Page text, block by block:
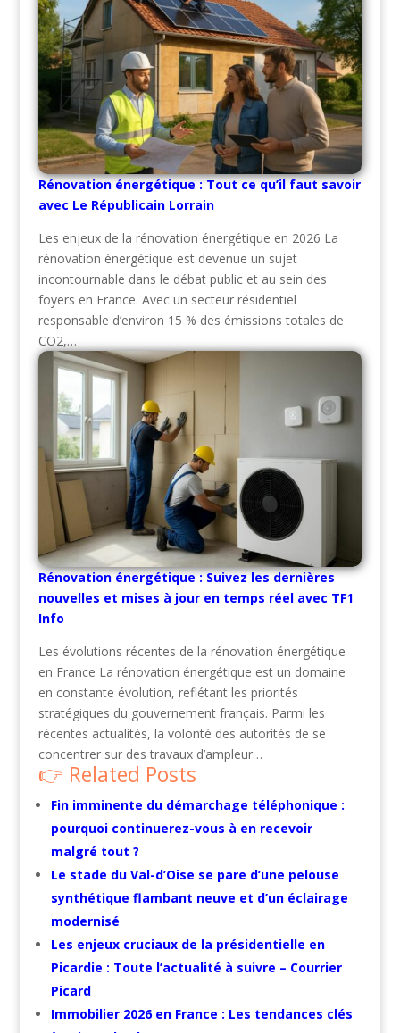
Rénovation énergétique : Tout ce qu’il faut savoir
avec Le Républicain Lorrain
Les enjeux de la rénovation énergétique en 2026 La
rénovation énergétique est devenue un sujet
incontournable dans le débat public et au sein des
foyers en France. Avec un secteur résidentiel
responsable d’environ 15 % des émissions totales de
CO2,…
Rénovation énergétique : Suivez les dernières
nouvelles et mises à jour en temps réel avec TF1
Info
Les évolutions récentes de la rénovation énergétique
en France La rénovation énergétique est un domaine
en constante évolution, reflétant les priorités
stratégiques du gouvernement français. Parmi les
récentes actualités, la volonté des autorités de se
concentrer sur des travaux d’ampleur…
Related Posts
Fin imminente du démarchage téléphonique :
pourquoi continuerez-vous à en recevoir
malgré tout ?
Le stade du Val-d’Oise se pare d’une pelouse
synthétique flambant neuve et d’un éclairage
modernisé
Les enjeux cruciaux de la présidentielle en
Picardie : Toute l’actualité à suivre – Courrier
Picard
Immobilier 2026 en France : Les tendances clés